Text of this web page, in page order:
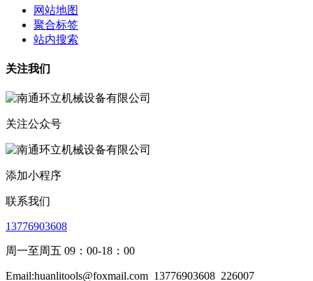
网站地图
聚合标签
站内搜索
关注我们
关注公众号
添加小程序
联系我们
13776903608
周一至周五 09：00-18：00
Email:huanlitools@foxmail.com 13776903608 226007